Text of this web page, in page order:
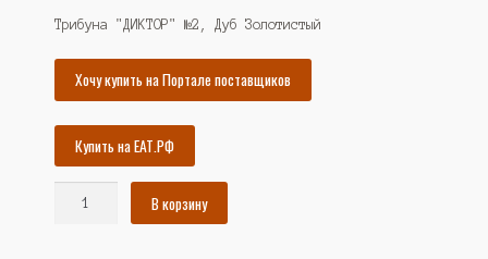
составляла
9615₽.
8875₽.
Трибуна "ДИКТОР" №2, Дуб Золотистый
Хочу купить на Портале поставщиков
Купить на ЕАТ.РФ
В корзину